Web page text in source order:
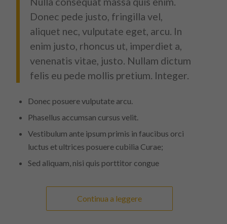
Donec pede justo, fringilla vel,
aliquet nec, vulputate eget, arcu. In
enim justo, rhoncus ut, imperdiet a,
venenatis vitae, justo. Nullam dictum
felis eu pede mollis pretium. Integer.
Donec posuere vulputate arcu.
Phasellus accumsan cursus velit.
Vestibulum ante ipsum primis in faucibus orci
luctus et ultrices posuere cubilia Curae;
Sed aliquam, nisi quis porttitor congue
Continua a leggere